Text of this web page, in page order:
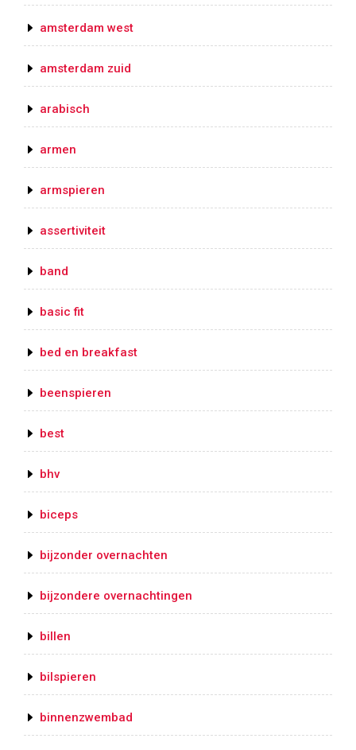
amsterdam west
amsterdam zuid
arabisch
armen
armspieren
assertiviteit
band
basic fit
bed en breakfast
beenspieren
best
bhv
biceps
bijzonder overnachten
bijzondere overnachtingen
billen
bilspieren
binnenzwembad